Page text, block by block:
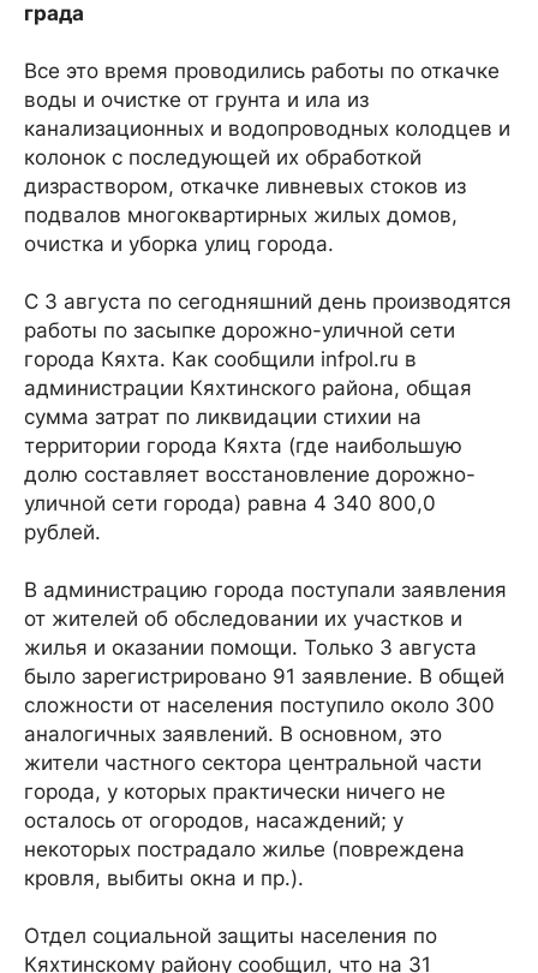
града
Все это время проводились работы по откачке
воды и очистке от грунта и ила из
канализационных и водопроводных колодцев и
колонок с последующей их обработкой
дизраствором, откачке ливневых стоков из
подвалов многоквартирных жилых домов,
очистка и уборка улиц города.
С 3 августа по сегодняшний день производятся
работы по засыпке дорожно-уличной сети
города Кяхта. Как сообщили infpol.ru в
администрации Кяхтинского района, общая
сумма затрат по ликвидации стихии на
территории города Кяхта (где наибольшую
долю составляет восстановление дорожно-
уличной сети города) равна 4 340 800,0
рублей.
В администрацию города поступали заявления
от жителей об обследовании их участков и
жилья и оказании помощи. Только 3 августа
было зарегистрировано 91 заявление. В общей
сложности от населения поступило около 300
аналогичных заявлений. В основном, это
жители частного сектора центральной части
города, у которых практически ничего не
осталось от огородов, насаждений; у
некоторых пострадало жилье (повреждена
кровля, выбиты окна и пр.).
Отдел социальной защиты населения по
Кяхтинскому району сообщил, что на 31